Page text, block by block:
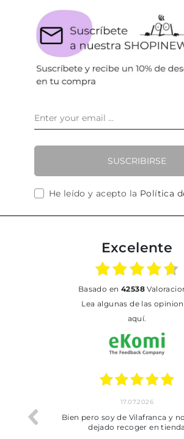
SUSCRIBIRSE
He leído y acepto la Política
Excelente
basado en 42538
Lea algunas de las opiniones
aquí.
trobat
17.07.2026
Bien pero soy de Vilafranca y
dejado recoger en tienda